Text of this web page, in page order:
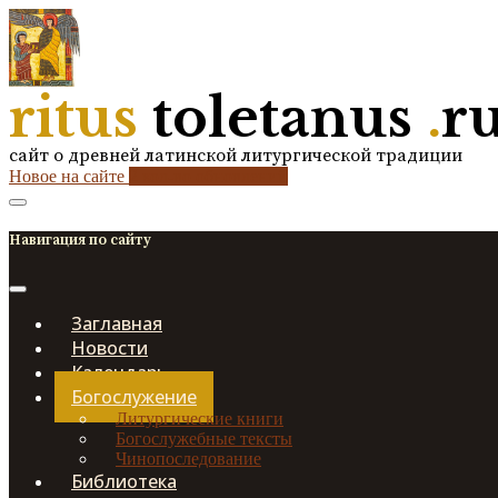
ritus toletanus .
сайт о древней латинской литургической традиции
Новое на сайте
Навигация по сайту
Заглавная
Новости
Календарь
Богослужение
Литургические книги
Богослужебные тексты
Чинопоследование
Библиотека